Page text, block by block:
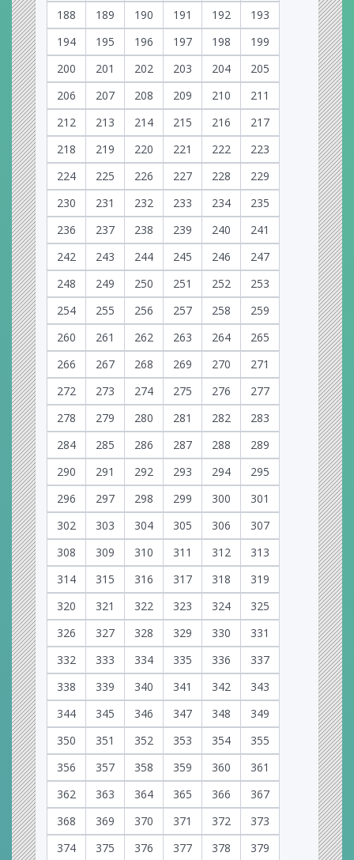
188
189 190 191 192
193
194
195 196 197 198
199
200
201 202 203 204
205
206
207 208 209 210
211
212
213 214 215 216
217
218
219 220 221 222
223
224
225 226 227 228
229
230
231 232 233 234
235
236
237 238 239 240
241
242
243 244 245 246
247
248
249 250 251 252
253
254
255 256 257 258
259
260
261 262 263 264
265
266
267 268 269 270
271
272
273 274 275 276
277
278
279 280 281 282
283
284
285 286 287 288
289
290
291 292 293 294
295
296
297 298 299 300
301
302
303 304 305 306
307
308
309 310 311 312
313
314
315 316 317 318
319
320
321 322 323 324
325
326
327 328 329 330
331
332
333 334 335 336
337
338
339 340 341 342
343
344
345 346 347 348
349
350
351 352 353 354
355
356
357 358 359 360
361
362
363 364 365 366
367
368
369 370 371 372
373
374
375 376 377 378 379